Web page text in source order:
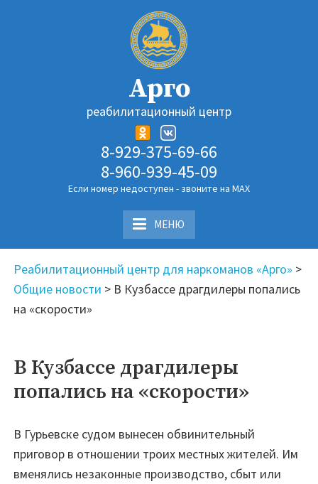
Арго
реабилитационный центр
8-929-375-69-66
8-960-939-45-09
Если номер недоступен - звоните на MAX
МЕНЮ
Реабилитационный центр для наркоманов «Арго» >
Общие новости > В Кузбассе драгдилеры попались
на «скорости»
В Кузбассе драгдилеры
попались на «скорости»
В Гурьевске судом вынесен обвинительный
приговор в отношении троих местных жителей. Им
вменялись незаконные производство, сбыт или